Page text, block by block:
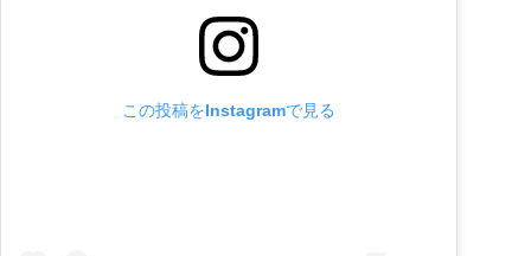
この投稿をInstagramで見る